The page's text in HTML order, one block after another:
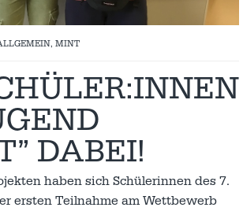
, MINT
DABEI!
haben sich Schülerinnen des 7.
ersten Teilnahme am Wettbewerb